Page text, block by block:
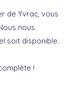
de Yvrac, vous
nous
soit disponible.
!